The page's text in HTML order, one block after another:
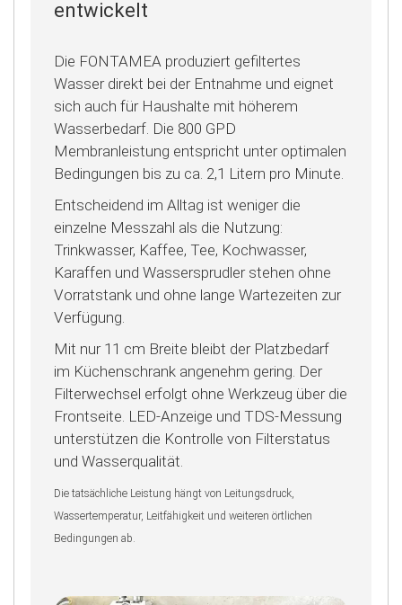
entwickelt
Die FONTAMEA produziert gefiltertes
Wasser direkt bei der Entnahme und eignet
sich auch für Haushalte mit höherem
Wasserbedarf. Die 800 GPD
Membranleistung entspricht unter optimalen
Bedingungen bis zu ca. 2,1 Litern pro Minute.
Entscheidend im Alltag ist weniger die
einzelne Messzahl als die Nutzung:
Trinkwasser, Kaffee, Tee, Kochwasser,
Karaffen und Wassersprudler stehen ohne
Vorratstank und ohne lange Wartezeiten zur
Verfügung.
Mit nur 11 cm Breite bleibt der Platzbedarf
im Küchenschrank angenehm gering. Der
Filterwechsel erfolgt ohne Werkzeug über die
Frontseite. LED-Anzeige und TDS-Messung
unterstützen die Kontrolle von Filterstatus
und Wasserqualität.
Die tatsächliche Leistung hängt von Leitungsdruck,
Wassertemperatur, Leitfähigkeit und weiteren örtlichen
Bedingungen ab.